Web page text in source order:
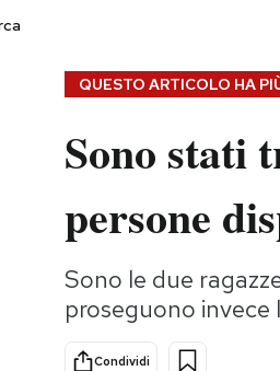
Consumismi
Storie/Idee
Ok Boomer!
QUESTO ARTICOLO HA
Sono stati
persone
Sono le due
proseguono invece
Condividi